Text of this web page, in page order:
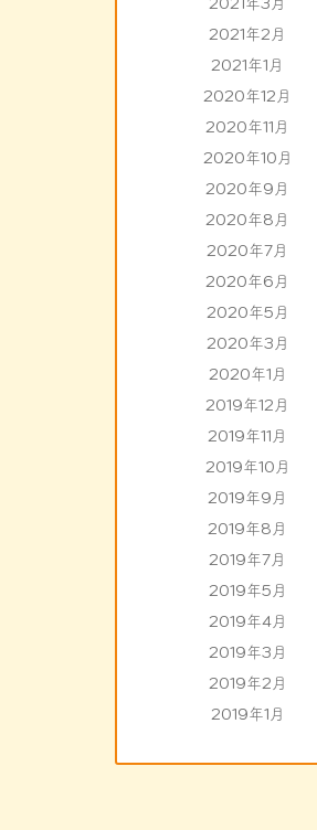
2021年2月
2021年1月
2020年12月
2020年11月
2020年10月
2020年9月
2020年8月
2020年7月
2020年6月
2020年5月
2020年3月
2020年1月
2019年12月
2019年11月
2019年10月
2019年9月
2019年8月
2019年7月
2019年5月
2019年4月
2019年3月
2019年2月
2019年1月